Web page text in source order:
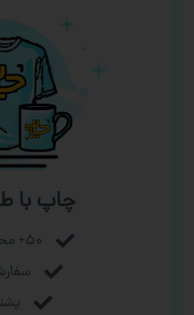
چاپ با
۵۰+ محصول قابل چاپ